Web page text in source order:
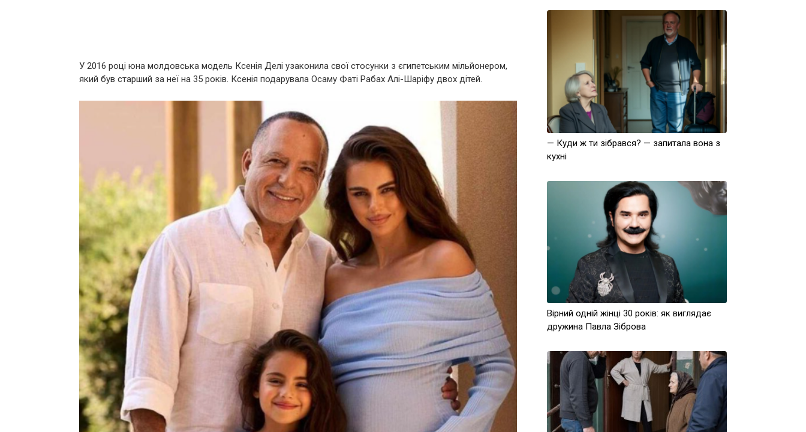
У 2016 році юна молдовська модель Ксенія Делі узаконила свої стосунки з єгипетським мільйонером,
який був старший за неї на 35 років. Ксенія подарувала Осаму Фаті Рабах Алі-Шаріфу двох дітей.
— Куди ж ти зібрався? — запитала вона з
кухні
Вірний одній жінці 30 років: як виглядає
дружина Павла Зіброва